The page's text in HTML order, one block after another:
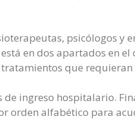
psicólogos y
en dos apartados en
que
de ingreso hospitalario.
orden alfabético para